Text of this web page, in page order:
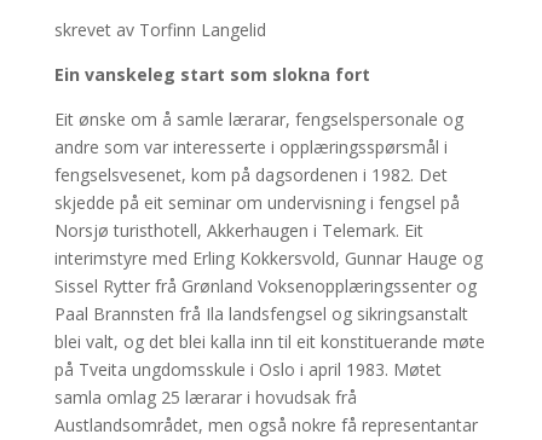
skrevet av Torfinn Langelid
Ein vanskeleg start som slokna fort
Eit ønske om å samle lærarar, fengselspersonale og
andre som var interesserte i opplæringsspørsmål i
fengselsvesenet, kom på dagsordenen i 1982. Det
skjedde på eit seminar om undervisning i fengsel på
Norsjø turisthotell, Akkerhaugen i Telemark. Eit
interimstyre med Erling Kokkersvold, Gunnar Hauge og
Sissel Rytter frå Grønland Voksenopplæringssenter og
Paal Brannsten frå Ila landsfengsel og sikringsanstalt
blei valt, og det blei kalla inn til eit konstituerande møte
på Tveita ungdomsskule i Oslo i april 1983. Møtet
samla omlag 25 lærarar i hovudsak frå
Austlandsområdet, men også nokre få representantar